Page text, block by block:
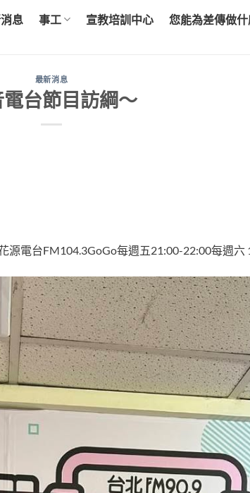
息 事工 宣教培訓中心 您能為差傳做什
最新消息
台節目訪綱～
電台FM104.3GoGo每週五21:00-22:00每週六